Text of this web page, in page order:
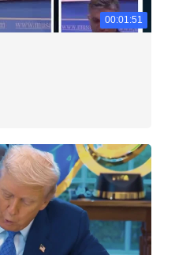
00:01:51